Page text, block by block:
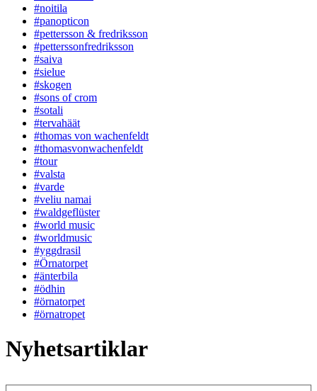
#noitila
#panopticon
#pettersson & fredriksson
#petterssonfredriksson
#saiva
#sielue
#skogen
#sons of crom
#sotali
#tervahäät
#thomas von wachenfeldt
#thomasvonwachenfeldt
#tour
#valsta
#varde
#veliu namai
#waldgeflüster
#world music
#worldmusic
#yggdrasil
#Örnatorpet
#änterbila
#ödhin
#örnatorpet
#örnatropet
Nyhetsartiklar